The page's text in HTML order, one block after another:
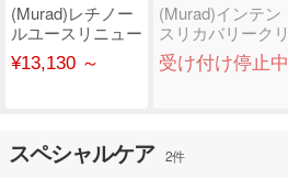
(Murad)レチノー
ルユースリニュー
アルアイセラム
¥13,130 ～
(Murad)インテン
スリカバリークリ
ーム
受け付け停止中
スペシャルケア 2件